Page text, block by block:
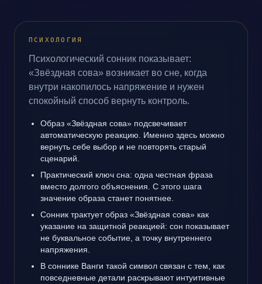
ПСИХОЛОГИЯ
Психологический сонник показывает:
«Звёздная сова» возникает во сне, когда
внутри накопилось напряжение и нужен
спокойный способ вернуть контроль.
Образ «Звёздная сова» подсвечивает
автоматическую реакцию. Именно здесь можно
вернуть себе выбор и не повторять старый
сценарий.
Практический ключ сна: одна честная фраза
вместо долгого объяснения. С этого шага
значение образа станет понятнее.
Сонник трактует образ «Звёздная сова» как
указание на защитной реакцией: сон показывает
не буквальное событие, а точку внутреннего
напряжения.
В соннике Ванги такой символ связан с тем, как
повседневные детали раскрывают интуитивные